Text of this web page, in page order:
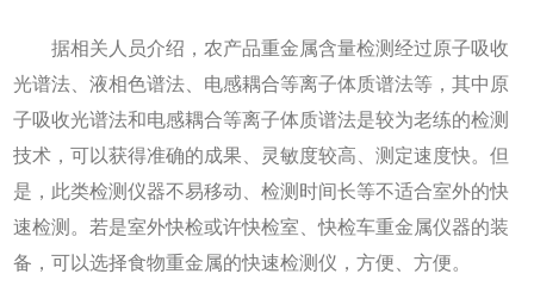
据相关人员介绍，农产品重金属含量检测经过原子吸收
光谱法、液相色谱法、电感耦合等离子体质谱法等，其中原
子吸收光谱法和电感耦合等离子体质谱法是较为老练的检测
技术，可以获得准确的成果、灵敏度较高、测定速度快。但
是，此类检测仪器不易移动、检测时间长等不适合室外的快
速检测。若是室外快检或许快检室、快检车重金属仪器的装
备，可以选择食物重金属的快速检测仪，方便、方便。